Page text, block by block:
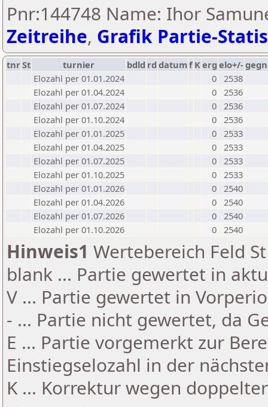
Pnr:144748 Name: Ihor
Zeitreihe, Grafik Partie-
tnrSt turnier bdld rd datumf Kerg elo+/-
Elozahl per 01.01.2024
0 2538
Elozahl per 01.04.2024
0 2536
Elozahl per 01.07.2024
0 2536
Elozahl per 01.10.2024
0 2536
Elozahl per 01.01.2025
0 2533
Elozahl per 01.04.2025
0 2533
Elozahl per 01.07.2025
0 2533
Elozahl per 01.10.2025
0 2533
Elozahl per 01.01.2026
0 2540
Elozahl per 01.04.2026
0 2540
Elozahl per 01.07.2026
0 2540
Elozahl per 01.10.2026
0 2540
Hinweis1 Wertebereich Feld
blank ... Partie gewertet in
V ... Partie gewertet in
- ... Partie nicht gewertet, da
E ... Partie vorgemerkt zur
Einstiegselozahl in der
K ... Korrektur wegen